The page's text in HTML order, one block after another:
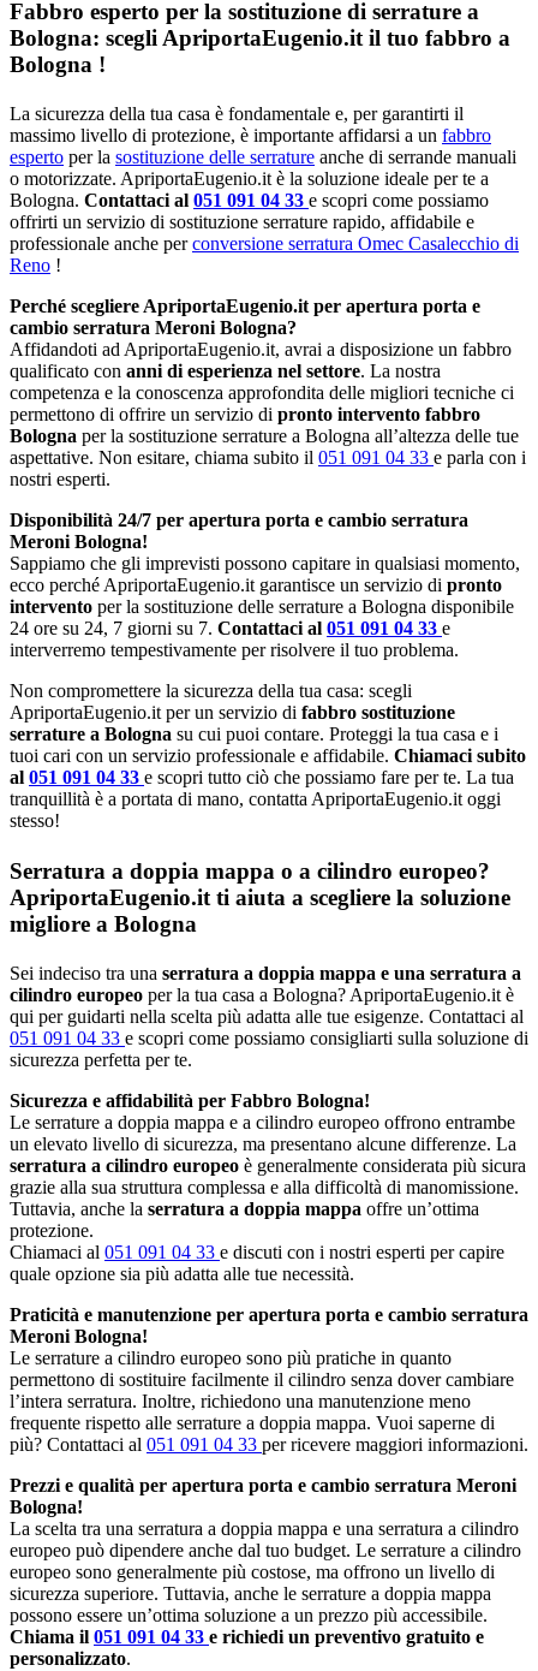
Fabbro esperto per la sostituzione di serrature a
Bologna: scegli ApriportaEugenio.it il tuo fabbro a
Bologna !
La sicurezza della tua casa è fondamentale e, per garantirti il
massimo livello di protezione, è importante affidarsi a un fabbro
esperto per la sostituzione delle serrature anche di serrande manuali
o motorizzate. ApriportaEugenio.it è la soluzione ideale per te a
Bologna. Contattaci al 051 091 04 33 e scopri come possiamo
offrirti un servizio di sostituzione serrature rapido, affidabile e
professionale anche perconversione serratura Omec Casalecchio di
Reno !
Perché scegliere ApriportaEugenio.it per apertura porta e
cambio serratura Meroni Bologna?
Affidandoti ad ApriportaEugenio.it, avrai a disposizione un fabbro
qualificato con anni di esperienza nel settore. La nostra
competenza e la conoscenza approfondita delle migliori tecniche ci
permettono di offrire un servizio di pronto intervento fabbro
Bologna per la sostituzione serrature a Bologna all’altezza delle tue
aspettative. Non esitare, chiama subito il 051 091 04 33 e parla con i
nostri esperti.
Disponibilità 24/7 per apertura porta e cambio serratura
Meroni Bologna!
Sappiamo che gli imprevisti possono capitare in qualsiasi momento,
ecco perché ApriportaEugenio.it garantisce un servizio di pronto
intervento per la sostituzione delle serrature a Bologna disponibile
24 ore su 24, 7 giorni su 7. Contattaci al 051 091 04 33 e
interverremo tempestivamente per risolvere il tuo problema.
Non compromettere la sicurezza della tua casa: scegli
ApriportaEugenio.it per un servizio di fabbro sostituzione
serrature a Bologna su cui puoi contare. Proteggi la tua casa e i
tuoi cari con un servizio professionale e affidabile. Chiamaci subito
al 051 091 04 33 e scopri tutto ciò che possiamo fare per te. La tua
tranquillità è a portata di mano, contatta ApriportaEugenio.it oggi
stesso!
Serratura a doppia mappa o a cilindro europeo?
ApriportaEugenio.it ti aiuta a scegliere la soluzione
migliore a Bologna
Sei indeciso tra una serratura a doppia mappa e una serratura a
cilindro europeo per la tua casa a Bologna? ApriportaEugenio.it è
qui per guidarti nella scelta più adatta alle tue esigenze. Contattaci al
051 091 04 33 e scopri come possiamo consigliarti sulla soluzione di
sicurezza perfetta per te.
Sicurezza e affidabilità per Fabbro Bologna!
Le serrature a doppia mappa e a cilindro europeo offrono entrambe
un elevato livello di sicurezza, ma presentano alcune differenze. La
serratura a cilindro europeo è generalmente considerata più sicura
grazie alla sua struttura complessa e alla difficoltà di manomissione.
Tuttavia, anche la serratura a doppia mappa offre un’ottima
protezione.
Chiamaci al 051 091 04 33 e discuti con i nostri esperti per capire
quale opzione sia più adatta alle tue necessità.
Praticità e manutenzione per apertura porta e cambio serratura
Meroni Bologna!
Le serrature a cilindro europeo sono più pratiche in quanto
permettono di sostituire facilmente il cilindro senza dover cambiare
l’intera serratura. Inoltre, richiedono una manutenzione meno
frequente rispetto alle serrature a doppia mappa. Vuoi saperne di
più? Contattaci al 051 091 04 33 per ricevere maggiori informazioni.
Prezzi e qualità per apertura porta e cambio serratura Meroni
Bologna!
La scelta tra una serratura a doppia mappa e una serratura a cilindro
europeo può dipendere anche dal tuo budget. Le serrature a cilindro
europeo sono generalmente più costose, ma offrono un livello di
sicurezza superiore. Tuttavia, anche le serrature a doppia mappa
possono essere un’ottima soluzione a un prezzo più accessibile.
Chiama il 051 091 04 33 e richiedi un preventivo gratuito e
personalizzato.